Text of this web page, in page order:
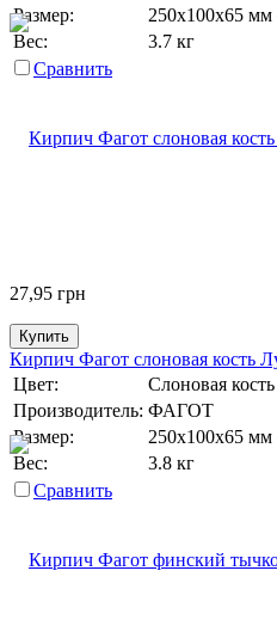
Размер:
250х100х65
Вес:
3.7 кг
Сравнить
27,95 грн
Купить
Кирпич Фагот слоновая кость
Цвет:
Слоновая кость
Производитель: ФАГОТ
Размер:
250х100х65
Вес:
3.8 кг
Сравнить